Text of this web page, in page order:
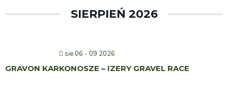
SIERPIEŃ 2026
sie 06 - 09 2026
GRAVON KARKONOSZE – IZERY GRAVEL RACE